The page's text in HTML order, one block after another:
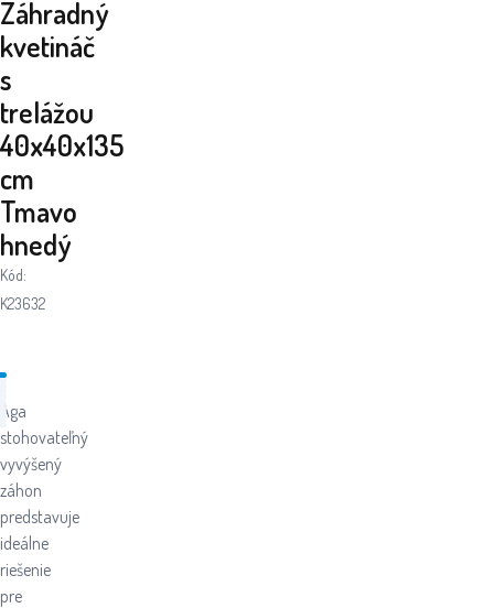
Záhradný
kvetináč
s
trelážou
40x40x135
cm
Tmavo
hnedý
Kód:
K23632
Aga
stohovateľný
vyvýšený
záhon
predstavuje
ideálne
riešenie
pre